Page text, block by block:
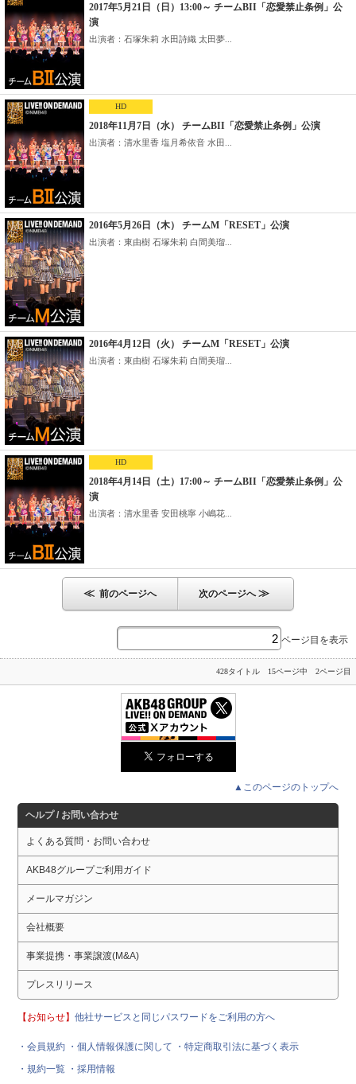
2017年5月21日（日）13:00～ チームBII「恋愛禁止条例」公
演
出演者：石塚朱莉 水田詩織 太田夢...
HD
2018年11月7日（水） チームBII「恋愛禁止条例」公演
出演者：清水里香 塩月希依音 水田...
2016年5月26日（木） チームM「RESET」公演
出演者：東由樹 石塚朱莉 白間美瑠...
2016年4月12日（火） チームM「RESET」公演
出演者：東由樹 石塚朱莉 白間美瑠...
HD
2018年4月14日（土）17:00～ チームBII「恋愛禁止条例」公
演
出演者：清水里香 安田桃寧 小嶋花...
≪ 前のページへ 次のページへ≫
ページ目を表示
428タイトル 15ページ中 2ページ目
▲このページのトップへ
ヘルプ / お問い合わせ
よくある質問・お問い合わせ
AKB48グループご利用ガイド
メールマガジン
会社概要
事業提携・事業譲渡(M&A)
プレスリリース
【お知らせ】他社サービスと同じパスワードをご利用の方へ
・会員規約 ・個人情報保護に関して
・特定商取引法に基づく表示
・規約一覧 ・採用情報